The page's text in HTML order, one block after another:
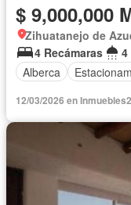
$ 9,000,000
Zihuatanejo de
4 Recámaras
4
Alberca
12/03/2026 en